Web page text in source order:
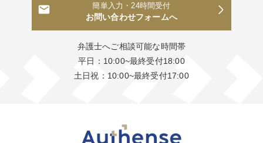
簡単入力・24時間受付
お問い合わせフォームへ
弁護士へご相談可能な時間帯
平日：10:00~最終受付18:00
土日祝：10:00~最終受付17:00